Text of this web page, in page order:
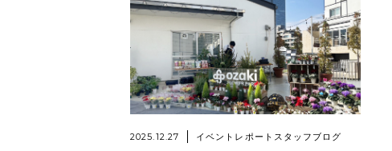
2025.12.27 イベントレポート スタッフブログ